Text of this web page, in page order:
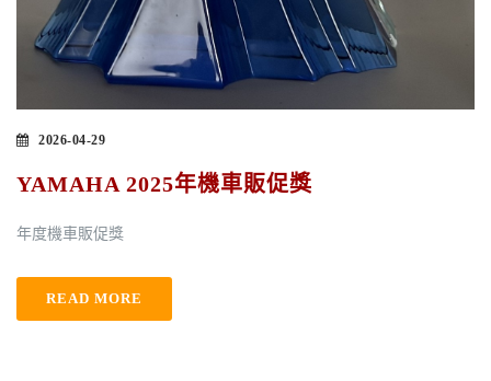
2026-04-29
YAMAHA 2025年機車販促獎
年度機車販促獎
READ MORE